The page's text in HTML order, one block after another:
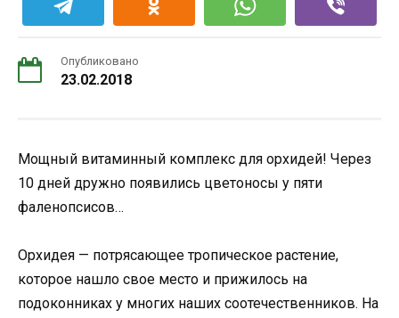
Опубликовано
23.02.2018
Мощный витаминный комплекс для орхидей! Через
10 дней дружно появились цветоносы у пяти
фаленопсисов…
Орхидея — потрясающее тропическое растение,
которое нашло свое место и прижилось на
подоконниках у многих наших соотечественников. На